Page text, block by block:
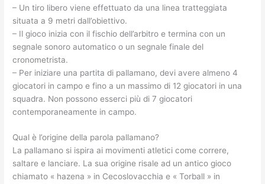
– Un tiro libero viene effettuato da una linea tratteggiata
situata a 9 metri dall’obiettivo.
– Il gioco inizia con il fischio dell’arbitro e termina con un
segnale sonoro automatico o un segnale finale del
cronometrista.
– Per iniziare una partita di pallamano, devi avere almeno 4
giocatori in campo e fino a un massimo di 12 giocatori in una
squadra. Non possono esserci più di 7 giocatori
contemporaneamente in campo.
Qual è l’origine della parola pallamano?
La pallamano si ispira ai movimenti atletici come correre,
saltare e lanciare. La sua origine risale ad un antico gioco
chiamato « hazena » in Cecoslovacchia e « Torball » in